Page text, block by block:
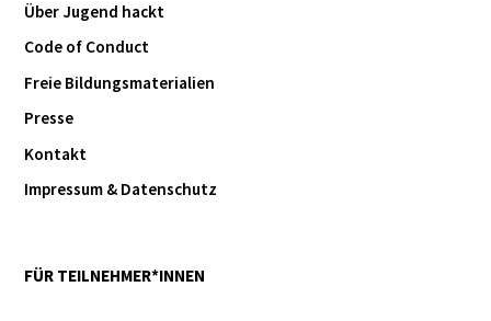
Über Jugend hackt
Code of Conduct
Freie Bildungsmaterialien
Presse
Kontakt
Impressum & Datenschutz
FÜR TEILNEHMER*INNEN